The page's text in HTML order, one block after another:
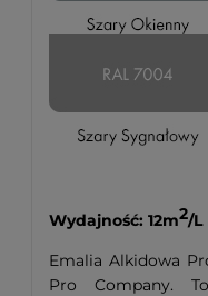
Wydajność: 12m2/L
Emalia Alkidowa
Pro Company.